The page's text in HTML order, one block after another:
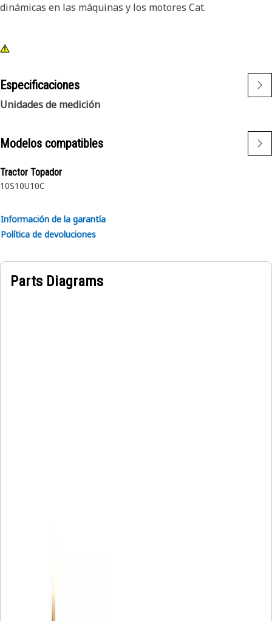
dinámicas en las máquinas y los motores Cat.
Especificaciones
Unidades de medición
Modelos compatibles
Tractor Topador
10S10U10C
Información de la garantía
Política de devoluciones
Parts Diagrams